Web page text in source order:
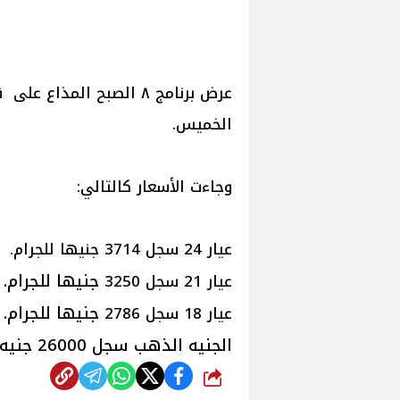
الخميس.
وجاءت الأسعار كالتالي:
عيار 24 سجل 3714 جنيها للجرام.
عيار 21 سجل 3250
جنيها للجرام.
عيار 18 سجل 2786
جنيها للجرام.
الجنيه الذهب سجل 26000 جنيه.
شارك